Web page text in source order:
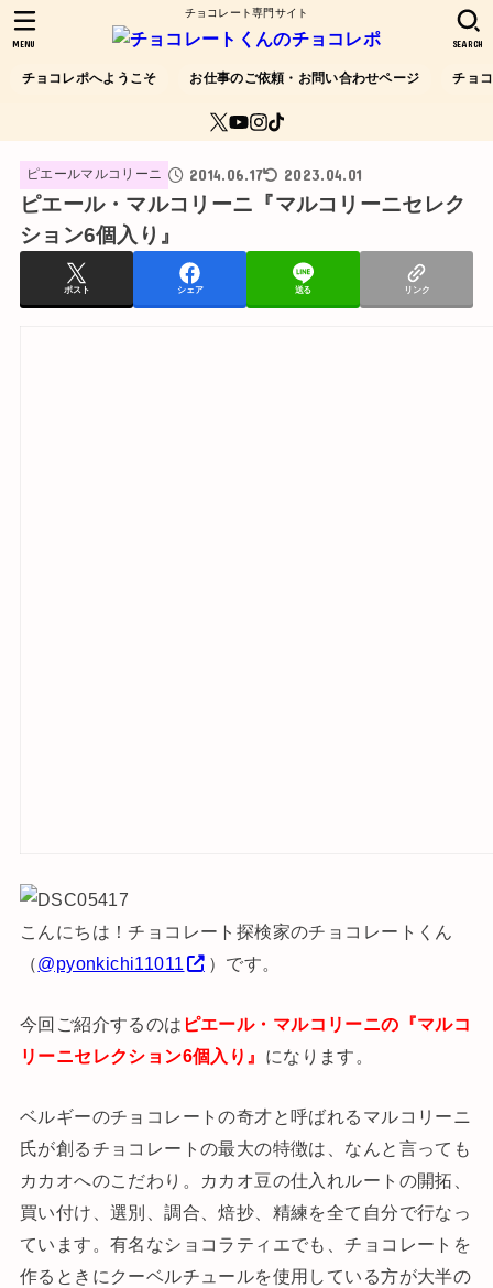
チョコレート専門サイト
チョコレポへようこそ お仕事のご依頼・お問い合わせページ チョ
SEARCH
MENU
ピエールマルコリーニ 2014.06.17 2023.04.01
ピエール・マルコリーニ『マルコリーニセレク
ション6個入り』
ポスト シェア 送る リンク
こんにちは！チョコレート探検家のチョコレートくん
（@pyonkichi11011 ）です。
今回ご紹介するのは ピエール・マルコリーニの『マルコ
リーニセレクション6個入り』 になります。
ベルギーのチョコレートの奇才と呼ばれるマルコリーニ
氏が創るチョコレートの最大の特徴は、なんと言っても
カカオへのこだわり。カカオ豆の仕入れルートの開拓、
買い付け、選別、調合、焙抄、精練を全て自分で行なっ
ています。有名なショコラティエでも、チョコレートを
作るときにクーベルチュールを使用している方が大半の